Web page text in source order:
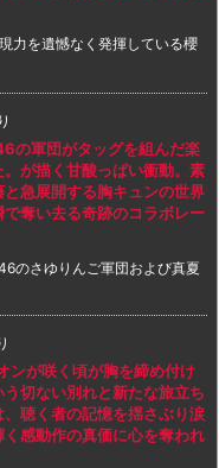
力を遺憾なく発揮している櫻
の軍団がタッグを組んだ楽
が描く甘酸っぱい衝動。素
急展開する胸キュンの世界
奪い去る奇跡のコラボレー
のさゆりんご軍団および真夏
ンが咲く頃が胸を締め付け
切ない別れと新たな旅立ち
聴く者の記憶を揺さぶり涙
感動作の真価に心を奪われ